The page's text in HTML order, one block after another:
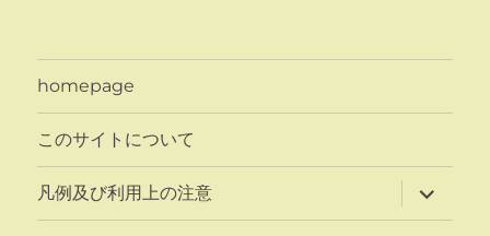
homepage
このサイトについて
凡例及び利用上の注意
サ
ブ
メ